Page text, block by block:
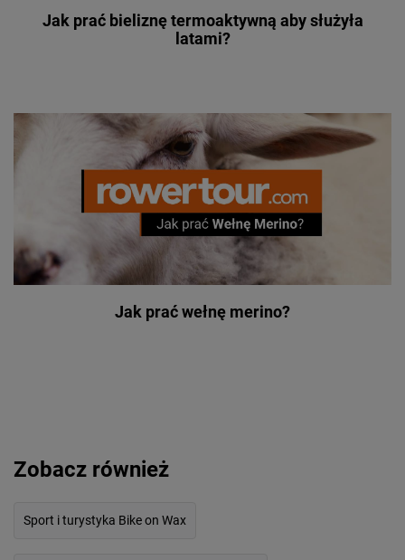
Jak prać bieliznę termoaktywną aby służyła
latami?
Jak prać wełnę merino?
Zobacz również
Sport i turystyka Bike on Wax